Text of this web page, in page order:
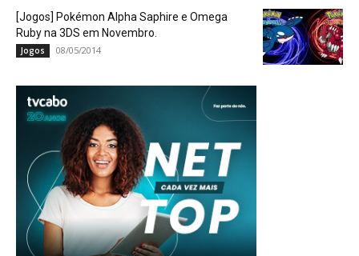
[Jogos] Pokémon Alpha Saphire e Omega
Ruby na 3DS em Novembro.
Jogos 08/05/2014